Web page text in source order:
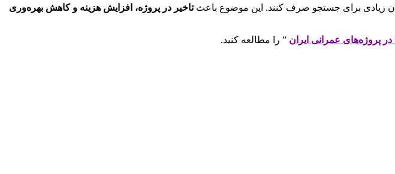
زیادی برای جستجو صرف کنند. این موضوع باعثتاخیر در پروژه، افزایش هزینه و کاهش بهره‌وری
پروژه‌های عمرانی ایران ” را مطالعه کنید.